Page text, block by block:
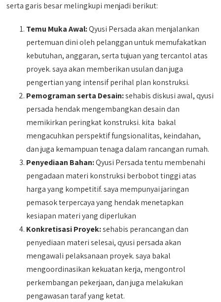
serta garis besar melingkupi menjadi berikut:
Temu Muka Awal:Qyusi Persada akan menjalankan
pertemuan dini oleh pelanggan untuk memufakatkan
kebutuhan, anggaran, serta tujuan yang tercantol atas
proyek. saya akan memberikan usulan dan juga
pengertian yang intensif perihal plan konstruksi.
Pemograman serta Desain:sehabis diskusi awal, qyusi
persada hendak mengembangkan desain dan
memikirkan peringkat konstruksi. kita bakal
mengacuhkan perspektif fungsionalitas, keindahan,
dan juga kemampuan tenaga dalam rancangan rumah.
Penyediaan Bahan:Qyusi Persada tentu membenahi
pengadaan materi konstruksi berbobot tinggi atas
harga yang kompetitif. saya mempunyai jaringan
pemasok terpercaya yang hendak menetapkan
kesiapan materi yang diperlukan
Konkretisasi Proyek:sehabis perancangan dan
penyediaan materi selesai, qyusi persada akan
mengawali pelaksanaan proyek. saya bakal
mengoordinasikan kekuatan kerja, mengontrol
perkembangan pekerjaan, dan juga melakukan
pengawasan taraf yang ketat.